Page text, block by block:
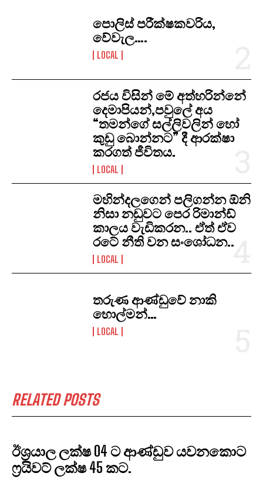
පොලිස් පරීක්ෂකවරිය,
වේවැල….
LOCAL
රජය විසින් මේ අත්හරින්නේ
දෙමාපියන්,පවුලේ අය
“තමන්ගේ සල්ලිවලින් හෝ
කුඩු බොන්නට” දී ආරක්ෂා
කරගත් ජීවිතය.
LOCAL
මහින්දලගෙන් පලිගන්න ඕනි
නිසා නඩුවට පෙර රිමාන්ඩ්
කාලය වැඩිකරන.. ඒත් ඒව
රටේ නීති වන සංශෝධන..
LOCAL
තරුණ ආණ්ඩුවේ නාකි
හොල්මන්…
LOCAL
RELATED POSTS
ඊශ්‍රයාල ලක්ෂ 04 ට ආණ්ඩුව යවනකොට
ෆ්‍රයිවට් ලක්ෂ 45 කට.